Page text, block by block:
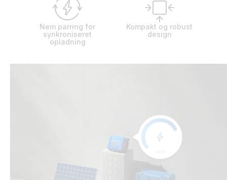
Nem parring for
synkroniseret
opladning
Kompakt og robust
design